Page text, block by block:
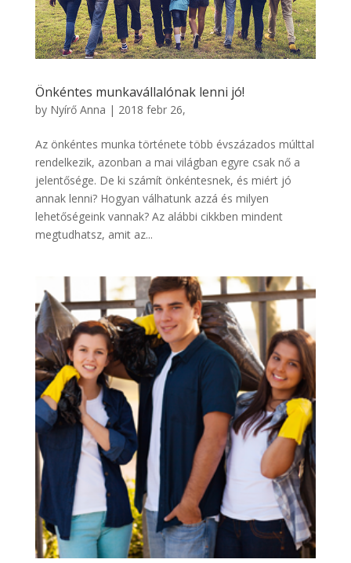
Önkéntes munkavállalónak lenni jó!
by Nyírő Anna | 2018 febr 26,
Az önkéntes munka története több évszázados múlttal
rendelkezik, azonban a mai világban egyre csak nő a
jelentősége. De ki számít önkéntesnek, és miért jó
annak lenni? Hogyan válhatunk azzá és milyen
lehetőségeink vannak? Az alábbi cikkben mindent
megtudhatsz, amit az...